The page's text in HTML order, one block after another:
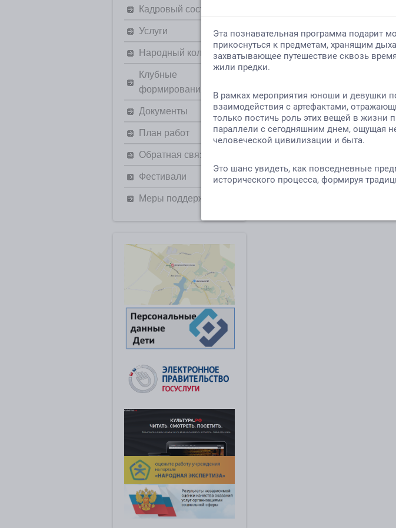
Кадровый состав
Услуги
Народный коллектив
Клубные
формирования
Документы
План работ
Обратная связь
Фестивали
Меры поддержки
Назад